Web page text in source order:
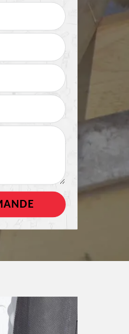
Peinture sur toiture
tout support